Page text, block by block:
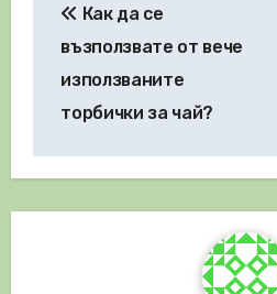
Как да се
възползвате от вече
използваните
торбички за чай?